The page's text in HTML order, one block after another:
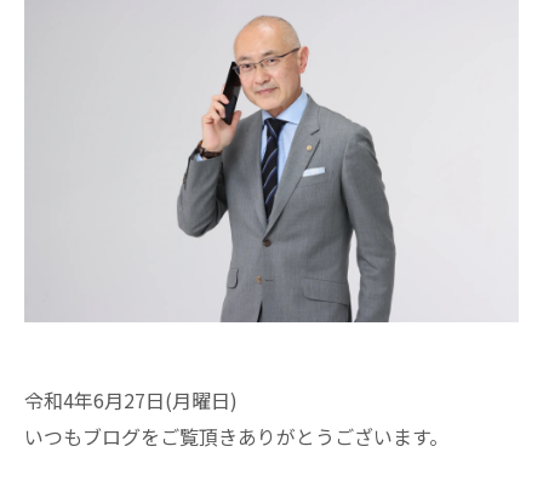
令和4年6月27日(月曜日)
いつもブログをご覧頂きありがとうございます。